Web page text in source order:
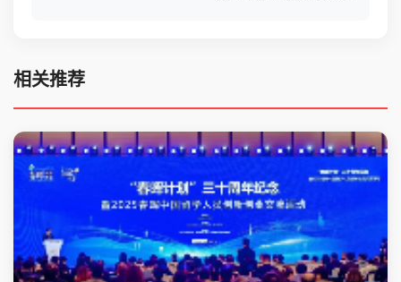
相关推荐